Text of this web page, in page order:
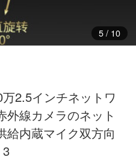
6/ 10
2.5インチネットワ
外線カメラのネット
給内蔵マイク双方向